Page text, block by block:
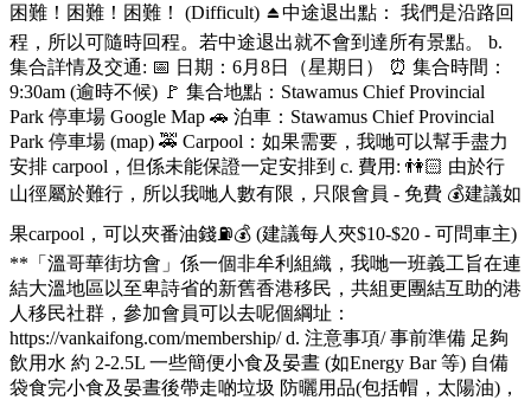
困難！困難！困難！ (Difficult) ⏏️中途退出點： 我們是沿路回
程，所以可隨時回程。若中途退出就不會到達所有景點。 b.
集合詳情及交通: 📅 日期：6月8日（星期日） ⏰ 集合時間：
9:30am (逾時不候) 🚩 集合地點：Stawamus Chief Provincial
Park 停車場 Google Map 🚗 泊車：Stawamus Chief Provincial
Park 停車場 (map) 🚕 Carpool：如果需要，我哋可以幫手盡力
安排 carpool，但係未能保證一定安排到 c. 費用: 👫🏻 由於行
山徑屬於難行，所以我哋人數有限，只限會員 - 免費 💰建議如
果carpool，可以夾番油錢⛽💰 (建議每人夾$10-$20 - 可問車主)
**「溫哥華街坊會」係一個非牟利組織，我哋一班義工旨在連
結大溫地區以至卑詩省的新舊香港移民，共組更團結互助的港
人移民社群，參加會員可以去呢個綱址：
https://vankaifong.com/membership/ d. 注意事項/ 事前準備 足夠
飲用水 約 2-2.5L 一些簡便小食及晏晝 (如Energy Bar 等) 自備
袋食完小食及晏晝後帶走啲垃圾 防曬用品(包括帽，太陽油)，